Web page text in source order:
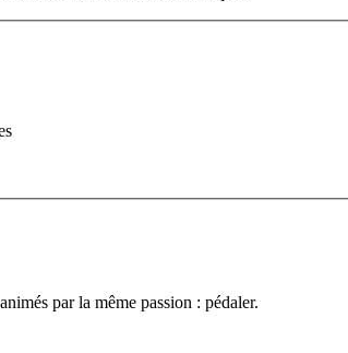
par la même passion : pédaler.